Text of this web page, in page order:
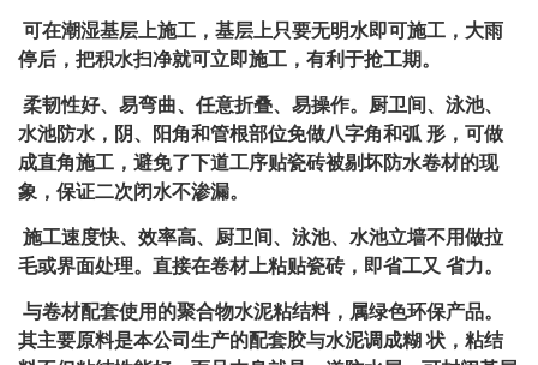
可在潮湿基层上施工，基层上只要无明水即可施工，大雨
停后，把积水扫净就可立即施工，有利于抢工期。
柔韧性好、易弯曲、任意折叠、易操作。厨卫间、泳池、
水池防水，阴、阳角和管根部位免做八字角和弧 形，可做
成直角施工，避免了下道工序贴瓷砖被剔坏防水卷材的现
象，保证二次闭水不渗漏。
施工速度快、效率高、厨卫间、泳池、水池立墙不用做拉
毛或界面处理。直接在卷材上粘贴瓷砖，即省工又 省力。
与卷材配套使用的聚合物水泥粘结料，属绿色环保产品。
其主要原料是本公司生产的配套胶与水泥调成糊 状，粘结